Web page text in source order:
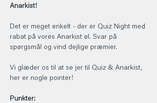
Anarkist!
Det er meget enkelt - der er Quiz Night med
rabat på vores Anarkist øl. Svar på
spørgsmål og vind dejlige præmier.
Vi glæder os til at se jer til Quiz & Anarkist,
her er nogle pointer!
Punkter: